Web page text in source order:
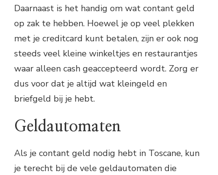
Daarnaast is het handig om wat contant geld
op zak te hebben. Hoewel je op veel plekken
met je creditcard kunt betalen, zijn er ook nog
steeds veel kleine winkeltjes en restaurantjes
waar alleen cash geaccepteerd wordt. Zorg er
dus voor dat je altijd wat kleingeld en
briefgeld bij je hebt.
Geldautomaten
Als je contant geld nodig hebt in Toscane, kun
je terecht bij de vele geldautomaten die